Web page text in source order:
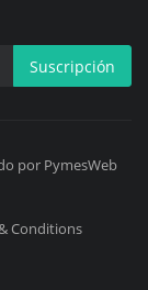
Suscripción
por PymesWeb
Conditions